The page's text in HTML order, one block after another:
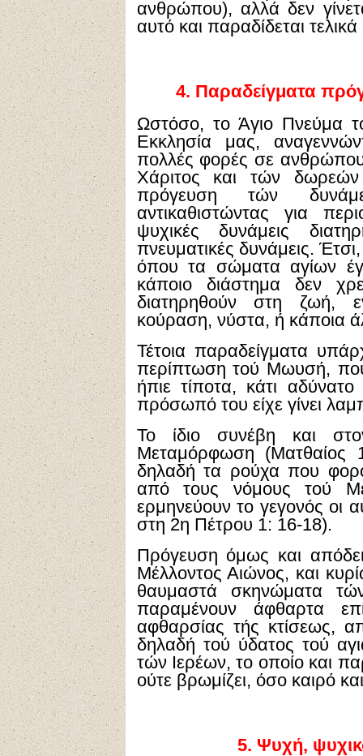
ανθρώπου), αλλά δεν
αυτό και παραδίδεται
4. Παραδείγματα
Ωστόσο, το Άγιο Πνεύμα
Εκκλησία μας,
πολλές φορές σε
Χάριτος και τών
πρόγευση τών
αντικαθιστώντας για
ψυχικές δυνάμεις
πνευματικές δυνάμεις.
όπου τα σώματα αγίων
κάποιο διάστημα δεν
διατηρηθούν στη ζωή,
κούραση, νύστα, ή κάποια
Τέτοια παραδείγματα
περίπτωση τού Μωυσή,
ήπιε τίποτα, κάτι
πρόσωπό του είχε γίνει
Το ίδιο συνέβη και
Μεταμόρφωση (Ματθαίος
δηλαδή τα ρούχα που
από τους νόμους τού
ερμηνεύουν το γεγονός οι
στη 2η Πέτρου 1: 16-18).
Πρόγευση όμως και
Μέλλοντος Αιώνος, και
θαυμαστά σκηνώματα
παραμένουν άφθαρτα
αφθαρσίας τής κτίσεως,
δηλαδή τού ύδατος τού
τών Ιερέων, το οποίο και
ούτε βρωμίζει, όσο καιρό
5. Ψυχή,